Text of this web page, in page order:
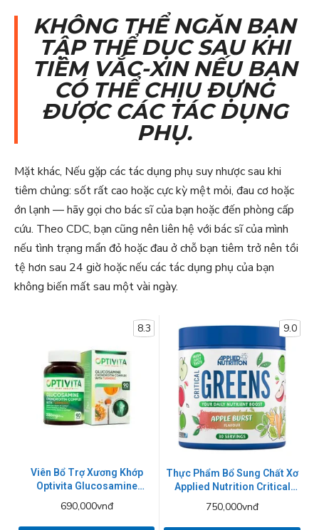
KHÔNG THỂ NGĂN BẠN
TẬP THỂ DỤC SAU KHI
TIÊM VẮC-XIN NẾU BẠN
CÓ THỂ CHỊU ĐỰNG
ĐƯỢC CÁC TÁC DỤNG
PHỤ.
Mặt khác, Nếu gặp các tác dụng phụ suy nhược sau khi
tiêm chủng: sốt rất cao hoặc cực kỳ mệt mỏi, đau cơ hoặc
ớn lạnh — hãy gọi cho bác sĩ của bạn hoặc đến phòng cấp
cứu. Theo CDC, bạn cũng nên liên hệ với bác sĩ của mình
nếu tình trạng mẩn đỏ hoặc đau ở chỗ bạn tiêm trở nên tồi
tệ hơn sau 24 giờ hoặc nếu các tác dụng phụ của bạn
không biến mất sau một vài ngày.
8.3
Viên Bổ Trợ Xương Khớp
Optivita Glucosamine
Turmeric
690,000vnđ
9.0
Thực Phẩm Bổ Sung Chất Xơ
Applied Nutrition Critical
750,000vnđ